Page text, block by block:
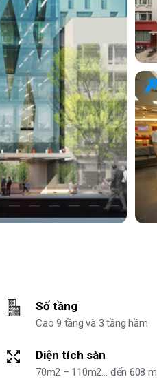
Số tầng
Cao 9 tầng và 3 tầng hầm
Diện tích sàn
70m2 – 110m2… đến 608